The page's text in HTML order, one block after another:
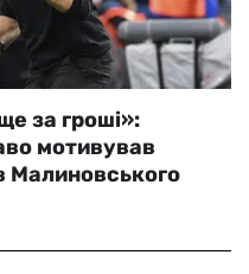
за гроші»:
мотивував
Малиновського